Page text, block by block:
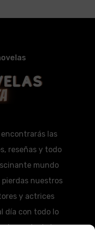
encontrarás las
reseñas y todo
mundo
nuestros
y actrices
día con todo lo
mundo de las